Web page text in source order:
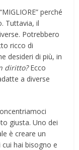
perché
Tuttavia, il
Potrebbero
ricco di
desideri di più, in
diritto?Ecco
a diverse
giusta. Uno dei
è creare un
hai bisogno e